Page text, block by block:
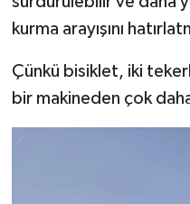
kurma arayışını
Çünkü bisiklet, iki
bir makineden çok